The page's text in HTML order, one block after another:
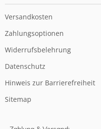
Versandkosten
Zahlungsoptionen
Widerrufsbelehrung
Datenschutz
Hinweis zur Barrierefreiheit
Sitemap